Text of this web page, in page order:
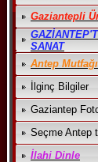
Gaziantepli
SANAT
Antep Mutfağı
İlginç Bilgiler
Gaziantep
Seçme Antep
İlahi Dinle